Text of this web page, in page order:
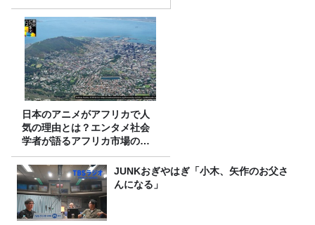
日本のアニメがアフリカで人
気の理由とは？エンタメ社会
学者が語るアフリカ市場のリ
アル
JUNKおぎやはぎ「小木、矢作のお父さ
んになる」